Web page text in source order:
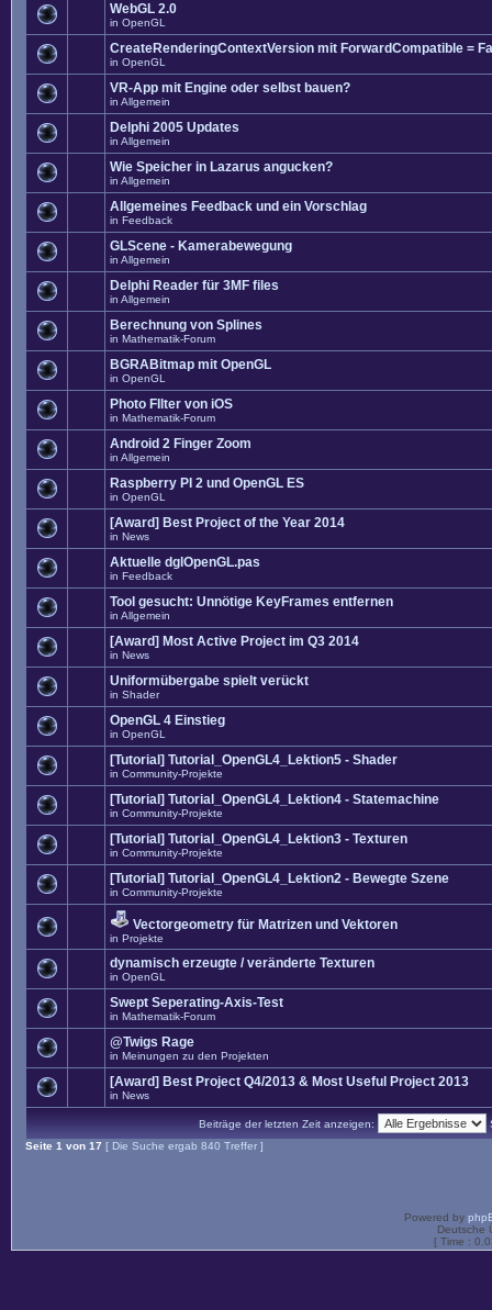
WebGL 2.0
in OpenGL
CreateRenderingContextVersion mit ForwardCompatible =
in OpenGL
VR-App mit Engine oder selbst bauen?
in Allgemein
Delphi 2005 Updates
in Allgemein
Wie Speicher in Lazarus angucken?
in Allgemein
Allgemeines Feedback und ein Vorschlag
in Feedback
GLScene - Kamerabewegung
in Allgemein
Delphi Reader für 3MF files
in Allgemein
Berechnung von Splines
in Mathematik-Forum
BGRABitmap mit OpenGL
in OpenGL
Photo FIlter von iOS
in Mathematik-Forum
Android 2 Finger Zoom
in Allgemein
Raspberry PI 2 und OpenGL ES
in OpenGL
[Award] Best Project of the Year 2014
in News
Aktuelle dglOpenGL.pas
in Feedback
Tool gesucht: Unnötige KeyFrames entfernen
in Allgemein
[Award] Most Active Project im Q3 2014
in News
Uniformübergabe spielt verückt
in Shader
OpenGL 4 Einstieg
in OpenGL
[Tutorial] Tutorial_OpenGL4_Lektion5 - Shader
in Community-Projekte
[Tutorial] Tutorial_OpenGL4_Lektion4 - Statemachine
in Community-Projekte
[Tutorial] Tutorial_OpenGL4_Lektion3 - Texturen
in Community-Projekte
[Tutorial] Tutorial_OpenGL4_Lektion2 - Bewegte Szene
in Community-Projekte
Vectorgeometry für Matrizen und Vektoren
in Projekte
dynamisch erzeugte / veränderte Texturen
in OpenGL
Swept Seperating-Axis-Test
in Mathematik-Forum
@Twigs Rage
in Meinungen zu den Projekten
[Award] Best Project Q4/2013 & Most Useful Project 2013
in News
Beiträge der letzten Zeit anzeigen:
Seite 1 von 17 [ Die Suche ergab 840 Treffer ]
Powered by
Deutsche
[ Time :